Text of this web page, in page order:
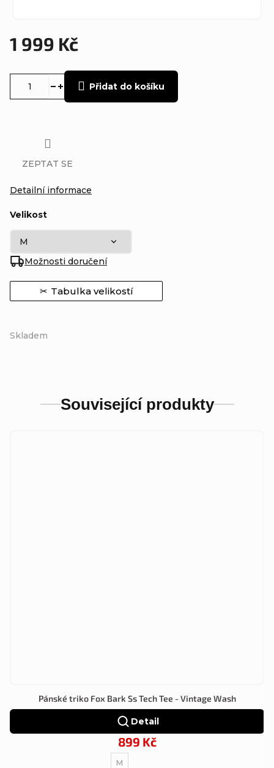
1 999 Kč
Skladem
Velikost
Možnosti doručení
Tabulka velikostí
Přidat do košíku
Detailní informace
ZEPTAT SE
Související produkty
Pánské triko Fox Bark Ss Tech Tee - Vintage Wash
899 Kč
Detail
M